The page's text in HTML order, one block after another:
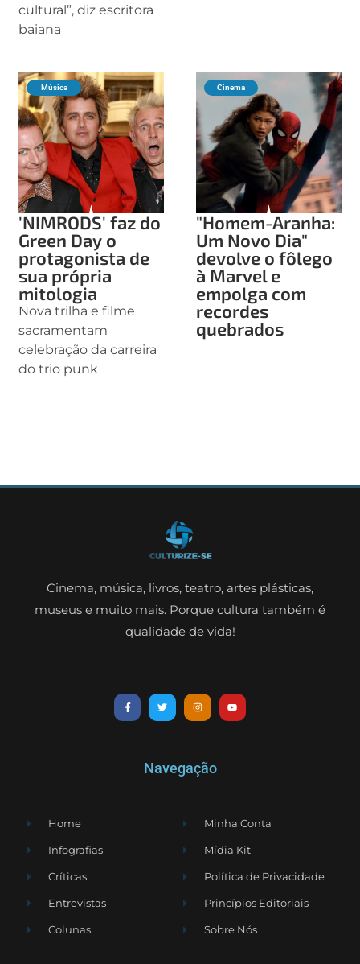
cultural”, diz escritora
baiana
Música
'NIMRODS' faz do
Green Day o
protagonista de
sua própria
mitologia
Nova trilha e filme
sacramentam
celebração da carreira
do trio punk
Cinema
"Homem-Aranha:
Um Novo Dia"
devolve o fôlego
à Marvel e
empolga com
recordes
quebrados
Cinema, música, livros, teatro, artes plásticas,
museus e muito mais. Porque cultura também é
qualidade de vida!
Navegação
Home
Infografias
Críticas
Entrevistas
Colunas
Minha Conta
Mídia Kit
Política de Privacidade
Princípios Editoriais
Sobre Nós